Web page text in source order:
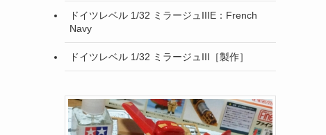
ドイツレベル 1/32 ミラージュIIIE：French
Navy
ドイツレベル 1/32 ミラージュIII［製作］